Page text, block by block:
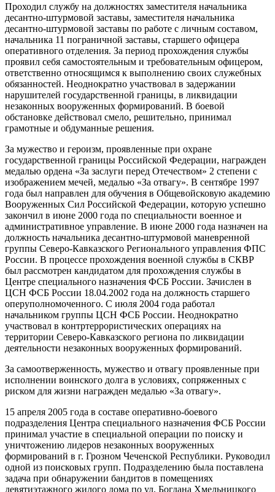
Проходил службу на должностях заместителя начальника
десантно-штурмовой заставы, заместителя начальника
десантно-штурмовой заставы по работе с личным составом,
начальника 11 пограничной заставы, старшего офицера
оперативного отделения. За период прохождения службы
проявил себя самостоятельным и требовательным офицером,
ответственно относящимся к выполнению своих служебных
обязанностей. Неоднократно участвовал в задержании
нарушителей государственной границы, в ликвидации
незаконных вооруженных формирований. В боевой
обстановке действовал смело, решительно, принимал
грамотные и обдуманные решения.
За мужество и героизм, проявленные при охране
государственной границы Российской Федерации, награжден
медалью ордена «За заслуги перед Отечеством» 2 степени с
изображением мечей, медалью «За отвагу». В сентябре 1997
года был направлен для обучения в Общевойсковую академию
Вооруженных Сил Российской Федерации, которую успешно
закончил в июне 2000 года по специальности военное и
административное управление. В июне 2000 года назначен на
должность начальника десантно-штурмовой маневренной
группы Северо-Кавказского Регионального управления ФПС
России. В процессе прохождения военной службы в СКВР
был рассмотрен кандидатом для прохождения службы в
Центре специального назначения ФСБ России. Зачислен в
ЦСН ФСБ России 18.04.2002 года на должность старшего
оперуполномоченного. С июля 2004 года работал
начальником группы ЦСН ФСБ России. Неоднократно
участвовал в контртеррористических операциях на
территории Северо-Кавказского региона по ликвидации
деятельности незаконных вооруженных формирований.
За самоотверженность, мужество и отвагу проявленные при
исполнении воинского долга в условиях, сопряженных с
риском для жизни награжден медалью «За отвагу».
15 апреля 2005 года в составе оперативно-боевого
подразделения Центра специального назначения ФСБ России
принимал участие в специальной операции по поиску и
уничтожению лидеров незаконных вооруженных
формирований в г. Грозном Чеченской Республики. Руководил
одной из поисковых групп. Подразделению была поставлена
задача при обнаружении бандитов в помещениях
девятиэтажного жилого дома по ул. Богдана Хмельницкого